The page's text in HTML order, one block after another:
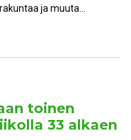
ja muuta…
toinen
33 alkaen